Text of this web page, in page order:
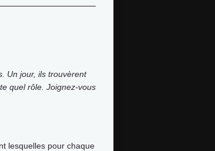
Un jour, ils trouvèrent
quel rôle. Joignez-vous
lesquelles pour chaque